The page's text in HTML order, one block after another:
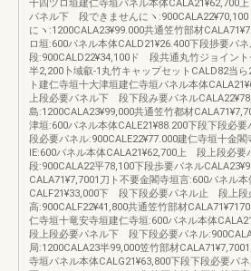
十四ツロ垣建仁寺垣パネル本体CALA21¥62,700
パネル下 段できませんにヽ:900CALA22¥70,100
にヽ:1200CALA23¥99.000共通笠竹部材
ロ垣:600パネル本体CALD21¥26.400下段捗要パ
段:900CALD22¥34,100ド 段共通丸竹ジョイント
半2,200卜域叡-1丸竹キャップセットCALD82当ら
ト建仁寺垣十大津垣建仁寺垣パネル本体
上段必要パネル下 段下段み要パネル
島:1200CALA23¥99,000共通笠竹都材
津垣:600パネル本体CALE21¥88.200下段下段必要
段必要パネル:900CALE22¥77.000建仁寺垣十金閣
lE:600パネル本体CALA21¥62,700上 段上段必
段:900CALA22平78,100下段歩要パネル
CALA71¥7,7001刀ト不要金閣寺垣言:600パネル本
CALF21¥33,000下 段下段必要パネル止 段上段
高:900CALF22¥41,800共通笠竹部材
仁寺垣十竜安寺垣建仁寺垣:600パネル本体
段上段必要パネル下 段下段必要パネル
局:1200CALA23半99,000笠竹部材
寺垣パネル本体CALG21¥63,800下段下段必要パ